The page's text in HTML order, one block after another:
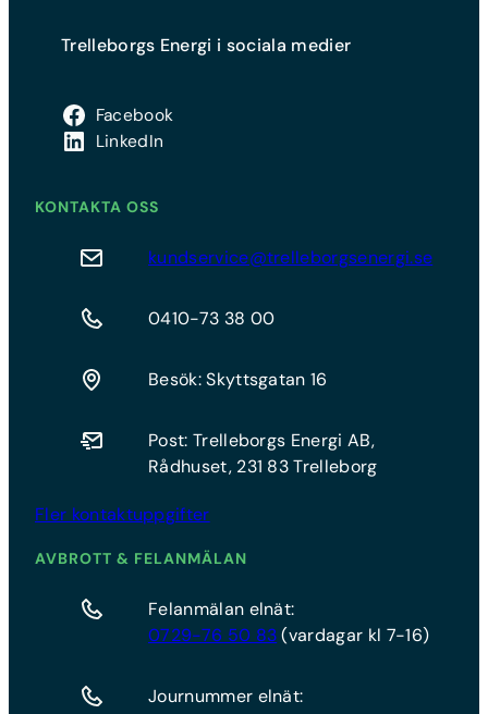
Trelleborgs Energi i sociala medier
Facebook
LinkedIn
KONTAKTA OSS
kundservice@trelleborgsenergi.se
0410-73 38 00
Besök: Skyttsgatan 16
Post: Trelleborgs Energi AB,
Rådhuset, 231 83 Trelleborg
Fler kontaktuppgifter
AVBROTT & FELANMÄLAN
Felanmälan elnät:
0729-76 50 83(vardagar kl 7-16)
Journummer elnät: